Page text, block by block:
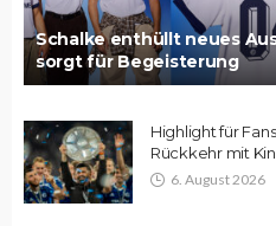
Schalke enthüllt neues
sorgt für Begeisterung
Highlight für
Rückkehr mit
6. August 2026